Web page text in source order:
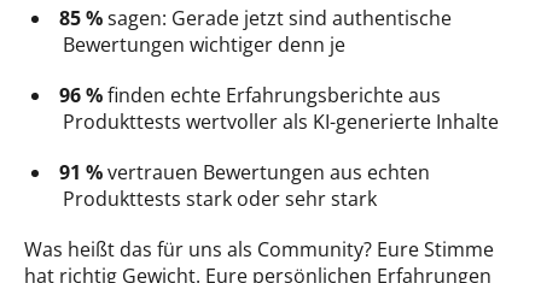
85 %sagen: Gerade jetzt sind authentische
Bewertungen wichtiger denn je
96 %finden echte Erfahrungsberichte aus
Produkttests wertvoller als KI-generierte Inhalte
91 %vertrauen Bewertungen aus echten
Produkttests stark oder sehr stark
Was heißt das für uns als Community? Eure Stimme
hat richtig Gewicht. Eure persönlichen Erfahrungen